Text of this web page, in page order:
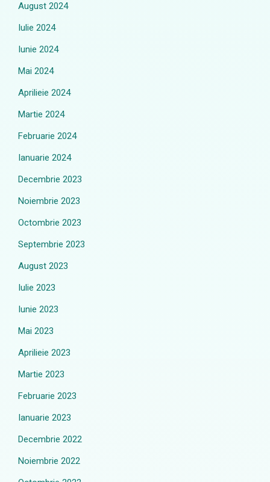
August 2024
Iulie 2024
Iunie 2024
Mai 2024
Aprilieie 2024
Martie 2024
Februarie 2024
Ianuarie 2024
Decembrie 2023
Noiembrie 2023
Octombrie 2023
Septembrie 2023
August 2023
Iulie 2023
Iunie 2023
Mai 2023
Aprilieie 2023
Martie 2023
Februarie 2023
Ianuarie 2023
Decembrie 2022
Noiembrie 2022